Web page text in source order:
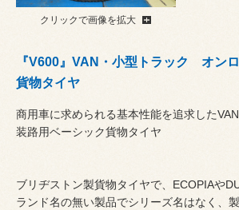
クリックで画像を拡大
『V600』VAN・小型トラック オン
貨物タイヤ
商用車に求められる基本性能を追求した
装路用ベーシック貨物タイヤ
ブリヂストン製貨物タイヤで、ECOPIAや
ランド名の無い製品でシリーズ名はなく、